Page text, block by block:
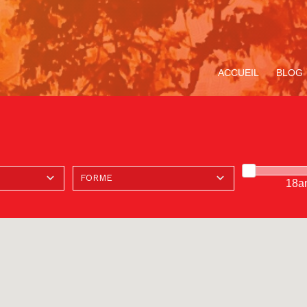
ACCUEIL BLOG
Avec Carlo Acutis. En
Miracle Eucharistique
Le Service de la
TOUS